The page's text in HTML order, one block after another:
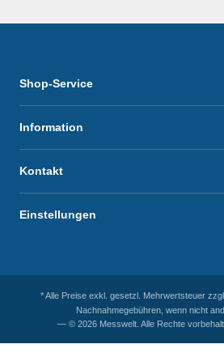
Shop-Service
Information
Kontakt
Einstellungen
* Alle Preise exkl. gesetzl. Mehrwertsteuer zzgl.
Nachnahmegebühren, wenn nicht
— © 2026 Messwelt. Alle Rechte